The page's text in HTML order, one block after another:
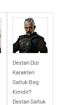
Destan Dizi
Karakteri
Saltuk Beg
Kimdir?
Destan Saltuk